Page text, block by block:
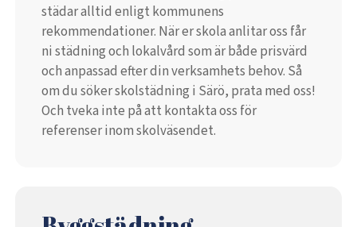
städar alltid enligt kommunens
rekommendationer. När er skola anlitar oss får
ni städning och lokalvård som är både prisvärd
och anpassad efter din verksamhets behov. Så
om du söker skolstädning i Särö, prata med oss!
Och tveka inte på att kontakta oss för
referenser inom skolväsendet.